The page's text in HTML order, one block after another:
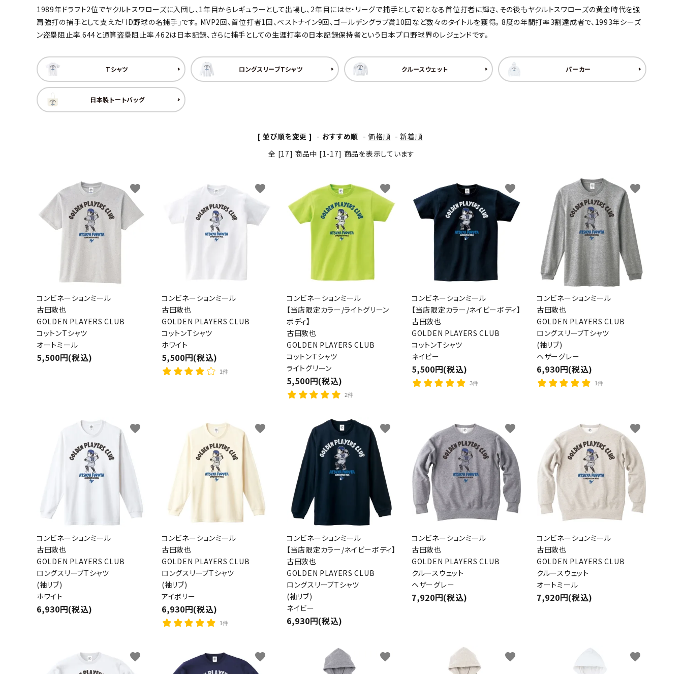
キャンベル料理長 湘南のわんこディオゴくん
1989年ドラフト2位でヤクルトスワローズに入団し、1年目からレギュラーとして出場し、2年目にはセ・リーグで捕手として初となる首位打者に輝き、その後もヤクルトスワローズの黄金時代を強
肩強打の捕手として支えた「ID野球の名捕手」です。 MVP2回、首位打者1回、ベストナイン9回、ゴールデングラブ賞10回など数々のタイトルを獲得。 8度の年間打率3割達成者で、1993年シーズ
ン盗塁阻止率.644と通算盗塁阻止率.462は日本記録、さらに捕手としての生涯打率の日本記録保持者という日本プロ野球界のレジェンドです。
Tシャツ ロングスリーブTシャツ クルースウェット パーカー
日本製トートバッグ
[ 並び順を変更 ] - おすすめ順 -価格順 -新着順
全 [17] 商品中 [1-17] 商品を表示しています
コンビネーションミール
古田敦也
GOLDEN PLAYERS CLUB
コットンTシャツ
オートミール
5,500円(税込)
favorite
コンビネーションミール
古田敦也
GOLDEN PLAYERS CLUB
コットンTシャツ
ホワイト
5,500円(税込)
1件
favorite
コンビネーションミール
【当店限定カラー/ライトグリーン
ボディ】
古田敦也
GOLDEN PLAYERS CLUB
コットンTシャツ
ライトグリーン
5,500円(税込)
2件
favorite
コンビネーションミール
【当店限定カラー/ネイビーボディ】
古田敦也
GOLDEN PLAYERS CLUB
コットンTシャツ
ネイビー
5,500円(税込)
3件
favorite
コンビネーションミール
古田敦也
GOLDEN PLAYERS CLUB
ロングスリーブTシャツ
(袖リブ)
ヘザーグレー
6,930円(税込)
1件
favorite
コンビネーションミール
古田敦也
GOLDEN PLAYERS CLUB
ロングスリーブTシャツ
(袖リブ)
ホワイト
6,930円(税込)
favorite
コンビネーションミール
古田敦也
GOLDEN PLAYERS CLUB
ロングスリーブTシャツ
(袖リブ)
アイボリー
6,930円(税込)
1件
favorite
コンビネーションミール
【当店限定カラー/ネイビーボディ】
古田敦也
GOLDEN PLAYERS CLUB
ロングスリーブTシャツ
(袖リブ)
ネイビー
6,930円(税込)
favorite
コンビネーションミール
古田敦也
GOLDEN PLAYERS CLUB
クルースウェット
ヘザーグレー
7,920円(税込)
favorite
コンビネーションミール
古田敦也
GOLDEN PLAYERS CLUB
クルースウェット
オートミール
7,920円(税込)
favorite
favorite favorite favorite favorite favorite